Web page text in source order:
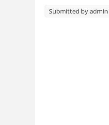
Submitted byadmin